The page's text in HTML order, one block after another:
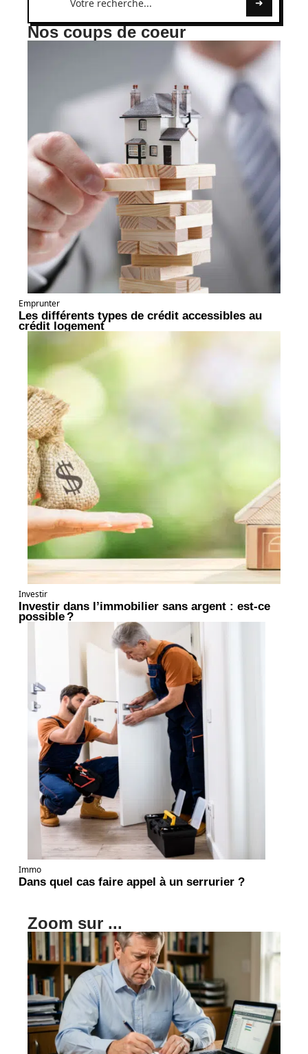
Nos coups de coeur
Emprunter
Les différents types de crédit accessibles au
crédit logement
Investir
Investir dans l’immobilier sans argent : est-ce
possible ?
Immo
Dans quel cas faire appel à un serrurier ?
Zoom sur ...